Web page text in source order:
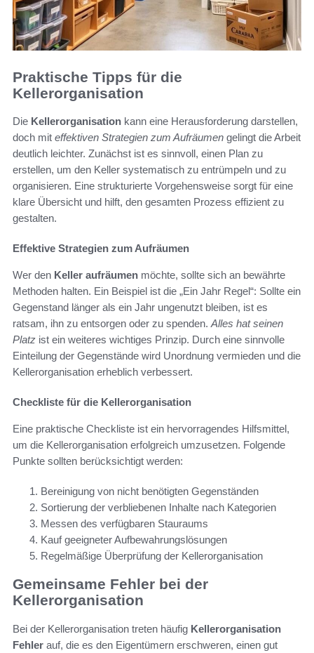
Praktische Tipps für die
Kellerorganisation
Die Kellerorganisation kann eine Herausforderung darstellen,
doch mit effektiven Strategien zum Aufräumen gelingt die Arbeit
deutlich leichter. Zunächst ist es sinnvoll, einen Plan zu
erstellen, um den Keller systematisch zu entrümpeln und zu
organisieren. Eine strukturierte Vorgehensweise sorgt für eine
klare Übersicht und hilft, den gesamten Prozess effizient zu
gestalten.
Effektive Strategien zum Aufräumen
Wer den Keller aufräumen möchte, sollte sich an bewährte
Methoden halten. Ein Beispiel ist die „Ein Jahr Regel“: Sollte ein
Gegenstand länger als ein Jahr ungenutzt bleiben, ist es
ratsam, ihn zu entsorgen oder zu spenden. Alles hat seinen
Platz ist ein weiteres wichtiges Prinzip. Durch eine sinnvolle
Einteilung der Gegenstände wird Unordnung vermieden und die
Kellerorganisation erheblich verbessert.
Checkliste für die Kellerorganisation
Eine praktische Checkliste ist ein hervorragendes Hilfsmittel,
um die Kellerorganisation erfolgreich umzusetzen. Folgende
Punkte sollten berücksichtigt werden:
Bereinigung von nicht benötigten Gegenständen
Sortierung der verbliebenen Inhalte nach Kategorien
Messen des verfügbaren Stauraums
Kauf geeigneter Aufbewahrungslösungen
Regelmäßige Überprüfung der Kellerorganisation
Gemeinsame Fehler bei der
Kellerorganisation
Bei der Kellerorganisation treten häufig Kellerorganisation
Fehler auf, die es den Eigentümern erschweren, einen gut